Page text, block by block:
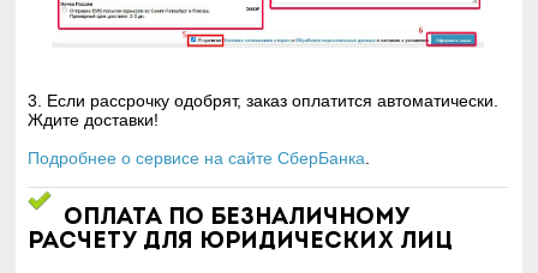
3. Если рассрочку одобрят, заказ оплатится автоматически.
Ждите доставки!
Подробнее о сервисе на сайте СберБанка
Оплата по безналичному
расчету для юридических лиц